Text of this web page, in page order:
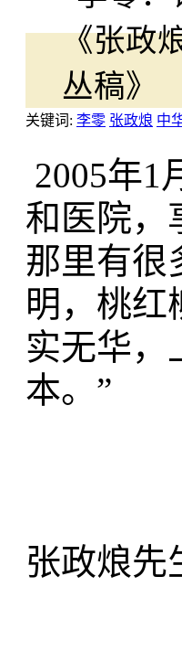
关键词: 李零 张政烺 中
2005年1
和医院，
那里有很
明，桃红
实无华，
本。”
张政烺先